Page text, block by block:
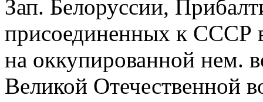
Зап. Белоруссии,
присоединенных к СССР
на оккупированной нем.
Великой Отечественной